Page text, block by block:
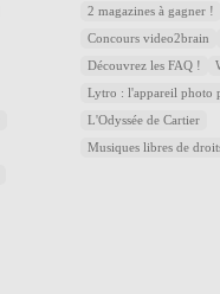
2 magazines à gagner !
Concours video2brain
Découvrez les FAQ !
Lytro : l'appareil photo
L'Odyssée de Cartier
Musiques libres de